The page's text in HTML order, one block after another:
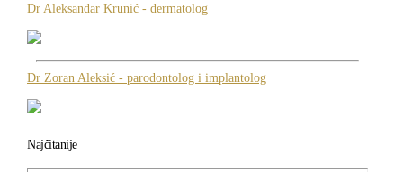
Dr Aleksandar Krunić - dermatolog
Dr Zoran Aleksić - parodontolog i implantolog
Najčitanije